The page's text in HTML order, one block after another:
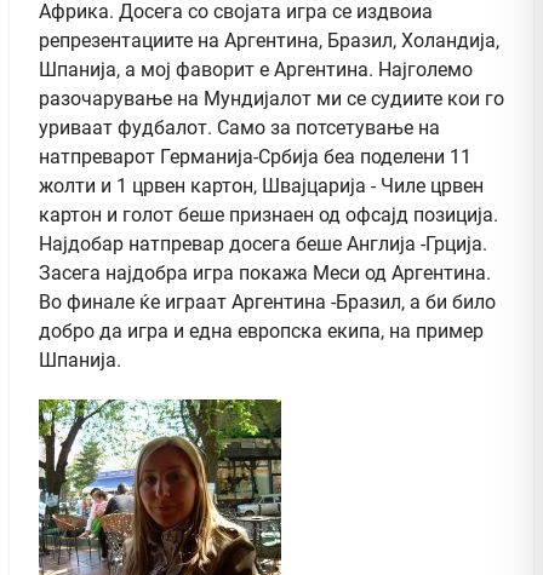
Африка. Досега со својата игра се издвоиа
репрезентациите на Аргентина, Бразил, Холандија,
Шпанија, а мој фаворит е Аргентина. Најголемо
разочарување на Мундијалот ми се судиите кои го
уриваат фудбалот. Само за потсетување на
натпреварот Германија-Србија беа поделени 11
жолти и 1 црвен картон, Швајцарија - Чиле црвен
картон и голот беше признаен од офсајд позиција.
Најдобар натпревар досега беше Англија -Грција.
Засега најдобра игра покажа Меси од Аргентина.
Во финале ќе играат Аргентина -Бразил, а би било
добро да игра и една европска екипа, на пример
Шпанија.